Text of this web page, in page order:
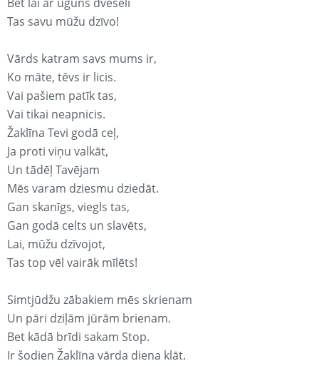
Tas savu mūžu dzīvo!
Vārds katram savs mums ir,
Ko māte, tēvs ir licis.
Vai pašiem patīk tas,
Vai tikai neapnicis.
Žaklīna Tevi godā ceļ,
Ja proti viņu valkāt,
Un tādēļ Tavējam
Mēs varam dziesmu dziedāt.
Gan skanīgs, viegls tas,
Gan godā celts un slavēts,
Lai, mūžu dzīvojot,
Tas top vēl vairāk mīlēts!
Simtjūdžu zābakiem mēs skrienam
Un pāri dziļām jūrām brienam.
Bet kādā brīdi sakam Stop.
Ir šodien Žaklīna vārda diena klāt.